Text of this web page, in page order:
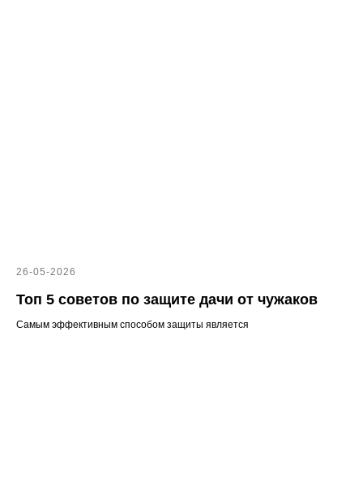
26-05-2026
Топ 5 советов по защите дачи от чужаков
Самым эффективным способом защиты является